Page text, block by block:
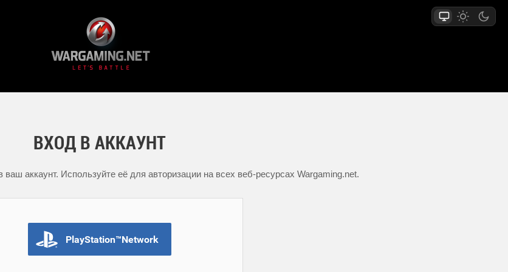
ВХОД В АККАУНТ
аккаунт. Используйте её для авторизации на всех веб-ресурсах Wargaming.net.
PlayStation™Network